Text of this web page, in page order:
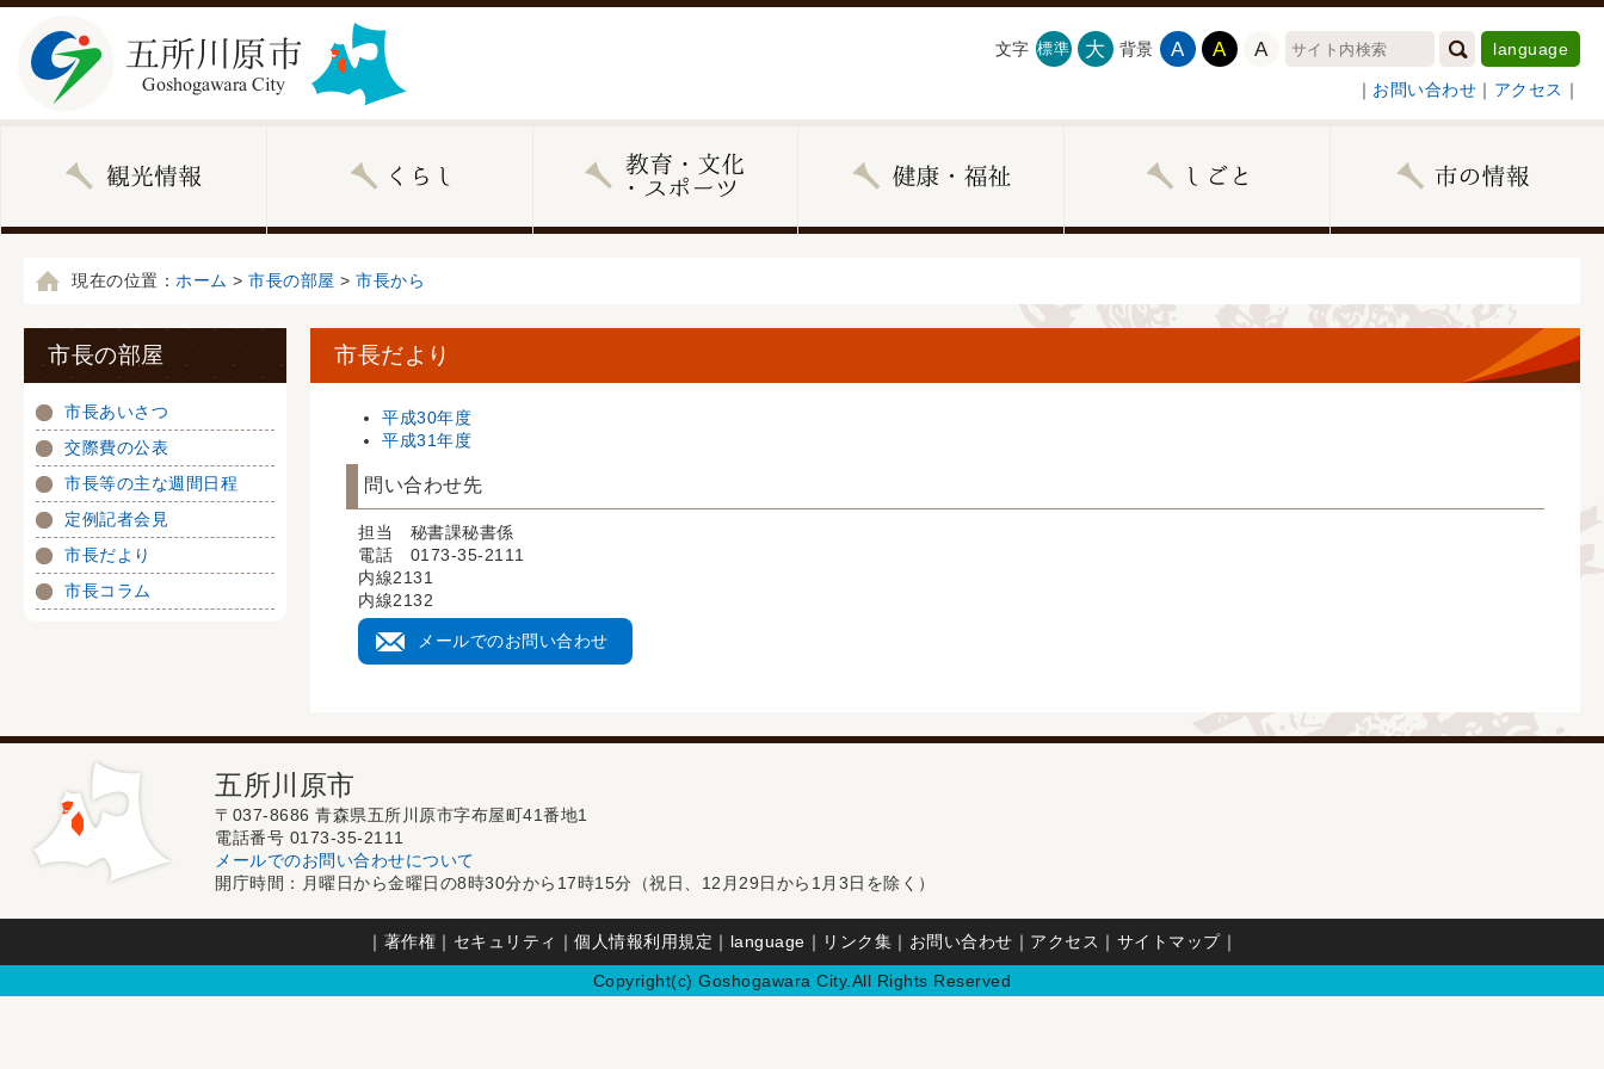
文字 標準 大 背景 A A A language
｜ お問い合わせ ｜ アクセス ｜
現在の位置： ホーム > 市長の部屋 > 市長から
市長だより
平成30年度
平成31年度
問い合わせ先
担当 秘書課秘書係
電話 0173-35-2111
内線2131
内線2132
メールでのお問い合わせ
市長の部屋
市長あいさつ
交際費の公表
市長等の主な週間日程
定例記者会見
市長だより
市長コラム
五所川原市
〒037-8686 青森県五所川原市字布屋町41番地1
電話番号 0173-35-2111
メールでのお問い合わせについて
開庁時間：月曜日から金曜日の8時30分から17時15分（祝日、12月29日から1月3日を除く）
｜ 著作権 ｜ セキュリティ ｜ 個人情報利用規定 ｜ language ｜ リンク集 ｜ お問い合わせ ｜ アクセス ｜ サイトマップ｜
Copyright(c) Goshogawara City.All Rights Reserved